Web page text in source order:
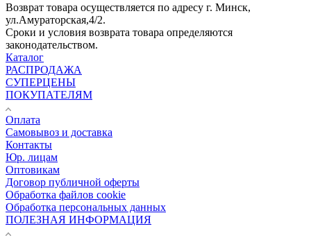
Возврат товара осуществляется по адресу г. Минск,
ул.Амураторская,4/2.
Сроки и условия возврата товара определяются
законодательством.
Каталог
РАСПРОДАЖА
СУПЕРЦЕНЫ
ПОКУПАТЕЛЯМ
Оплата
Самовывоз и доставка
Контакты
Юр. лицам
Оптовикам
Договор публичной оферты
Обработка файлов cookie
Обработка персональных данных
ПОЛЕЗНАЯ ИНФОРМАЦИЯ